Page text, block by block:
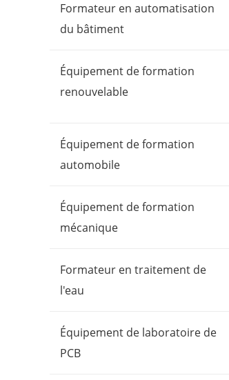
Formateur en automatisation
du bâtiment
Équipement de formation
renouvelable
Équipement de formation
automobile
Équipement de formation
mécanique
Formateur en traitement de
l'eau
Équipement de laboratoire de
PCB